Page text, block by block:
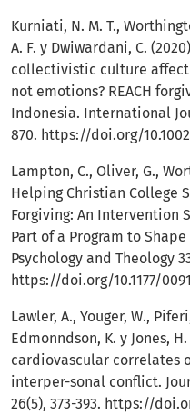
Kurniati, N. M. T.,
A. F. y Dwiwardani, C.
collectivistic culture
not emotions? REACH
Indonesia. International
870. https://doi.org/
Lampton, C., Oliver, G.,
Helping Christian College
Forgiving: An Intervention
Part of a Program to
Psychology and Theology
https://doi.org/10.1177/
Lawler, A., Youger, W.,
Edmonndson, K. y Jones,
cardiovascular correlates
interper-sonal conflict.
26(5), 373-393. https://